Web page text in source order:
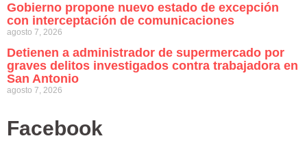
Gobierno propone nuevo estado de excepción
con interceptación de comunicaciones
agosto 7, 2026
Detienen a administrador de supermercado por
graves delitos investigados contra trabajadora en
San Antonio
agosto 7, 2026
Facebook